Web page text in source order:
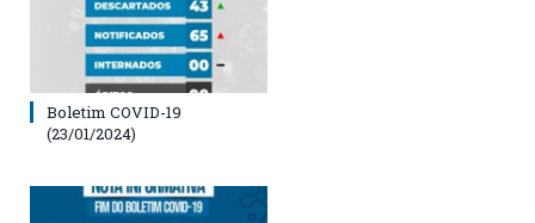
Boletim COVID-19
(23/01/2024)